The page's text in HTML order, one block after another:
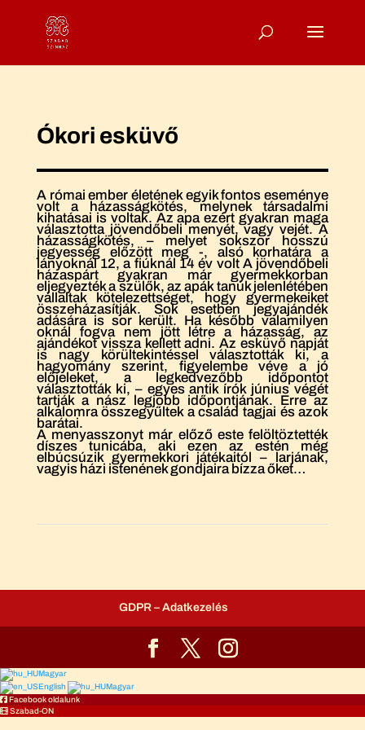
Ókori esküvő
A római ember életének egyik fontos eseménye
volt a házasságkötés, melynek társadalmi
kihatásai is voltak. Az apa ezért gyakran maga
választotta jövendőbeli menyét, vagy vejét. A
házasságkötés, – melyet sokszor hosszú
jegyesség előzött meg -, alsó korhatára a
lányoknál 12, a fiúknál 14 év volt A jövendőbeli
házaspárt gyakran már gyermekkorban
eljegyezték a szülők, az apák tanúk jelenlétében
vállaltak kötelezettséget, hogy gyermekeiket
összeházasítják. Sok esetben jegyajándék
adására is sor került. Ha később valamilyen
oknál fogva nem jött létre a házasság, az
ajándékot vissza kellett adni. Az esküvő napját
is nagy körültekintéssel választották ki, a
hagyomány szerint, figyelembe véve a jó
előjeleket, a legkedvezőbb időpontot
választották ki, – egyes antik írók június végét
tartják a nász legjobb időpontjának. Erre az
alkalomra összegyűltek a család tagjai és azok
barátai.
A menyasszonyt már előző este felöltöztették
díszes tunicába, aki ezen az estén még
elbúcsúzik gyermekkori játékaitól – larjának,
vagyis házi istenének gondjaira bízza őket…
GDPR – Adatkezelés
Magyar
English
Magyar
Facebook oldalunk
Szabad-ON